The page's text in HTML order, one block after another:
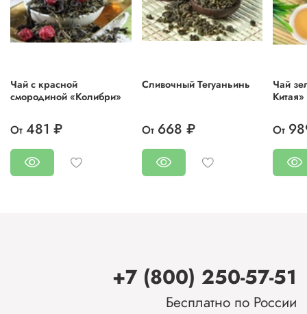
Чай с красной
смородиной «Колибри»
От 481 ₽
Сливочный Тегуаньинь
От 668 ₽
Чай
От
+7 (800) 250-57-51
Бесплатно по России